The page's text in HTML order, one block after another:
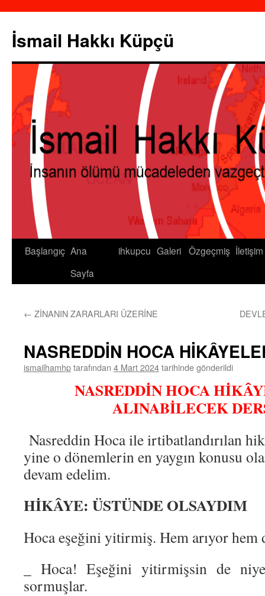
İsmail Hakkı Küpçü
Başlangıç Ana
Sayfa
ihkupcu Galeri Özgeçmiş İletişim
← ZİNANIN ZARARLARI ÜZERİNE
NASREDDİN HOCA
ismailhamhptarafından 4 Mart 2024tarihinde gönderildi
NASREDDİN HOCA
ALINABİLECEK
Nasreddin Hoca ile irtibatlandırılan
yine o dönemlerin en yaygın konusu
devam edelim.
HİKÂYE: ÜSTÜNDE OLSAYDIM
Hoca eşeğini yitirmiş. Hem arıyor hem
_ Hoca! Eşeğini yitirmişsin de
sormuşlar.